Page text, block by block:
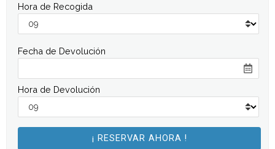
Hora de Recogida
Fecha de Devolución
Hora de Devolución